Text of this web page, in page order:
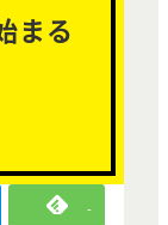
まる
-